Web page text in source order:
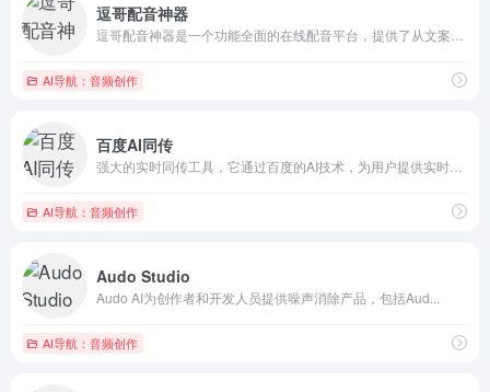
逗哥配音神器
AI导航：音频创作
百度AI同传
AI导航：音频创作
Audo Studio
Audo AI为创作者和开发人员提供噪声消除产品，包括Aud...
AI导航：音频创作